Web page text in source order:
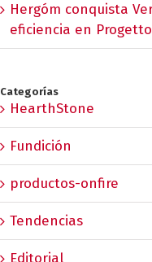
Hergóm conquista
eficiencia en
Categorías
HearthStone
Fundición
productos-onfire
Tendencias
Editorial